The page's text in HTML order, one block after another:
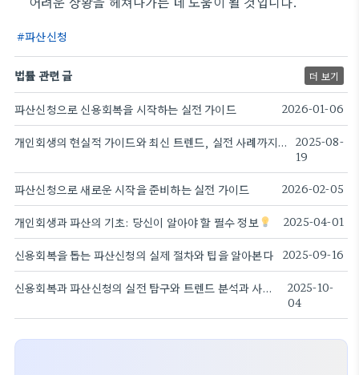
파산신청
법률 관련 글 더 보기
파산신청으로 신용회복을 시작하는 실전 가이드 2026-01-06
개인회생의 현실적 가이드와 최신 트렌드, 실전 사례까지 폭넓게 살펴본다
2025-08-
19
파산신청으로 새로운 시작을 준비하는 실전 가이드 2026-02-05
개인회생과 파산의 기초: 당신이 알아야 할 필수 정보 2025-04-01
신용회복을 돕는 파산신청의 실제 절차와 팁을 알아본다 2025-09-16
신용회복과 파산신청의 실전 탐구와 트렌드 분석과 사례 현황
2025-10-
04